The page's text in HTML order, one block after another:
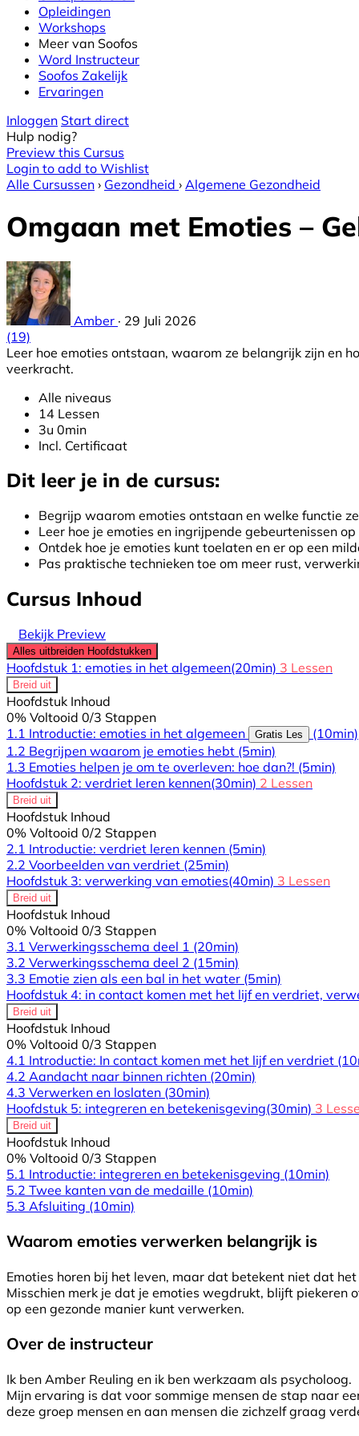
Opleidingen
Workshops
Meer van Soofos
Word Instructeur
Soofos Zakelijk
Ervaringen
Inloggen Start direct
Hulp nodig?
Preview this Cursus
Login to add to Wishlist
Alle Cursussen › Gezondheid › Algemene Gezondheid
Omgaan met Emoties –
Amber · 29 Juli 2026
(19)
Leer hoe emoties ontstaan, waarom ze belangrijk zijn en
veerkracht.
Alle niveaus
14 Lessen
3u 0min
Incl. Certificaat
Dit leer je in de cursus:
Begrijp waarom emoties ontstaan en welke functie
Leer hoe je emoties en ingrijpende gebeurtenissen
Ontdek hoe je emoties kunt toelaten en er op een
Pas praktische technieken toe om meer rust,
Cursus Inhoud
Bekijk Preview
Alles uitbreiden Hoofdstukken
Hoofdstuk 1: emoties in het algemeen(20min) 3 Lessen
Breid uit
Hoofdstuk Inhoud
0% Voltooid 0/3 Stappen
1.1 Introductie: emoties in het algemeen
Gratis Les
(10min)
1.2 Begrijpen waarom je emoties hebt (5min)
1.3 Emoties helpen je om te overleven: hoe dan?! (5min)
Hoofdstuk 2: verdriet leren kennen(30min) 2 Lessen
Breid uit
Hoofdstuk Inhoud
0% Voltooid 0/2 Stappen
2.1 Introductie: verdriet leren kennen (5min)
2.2 Voorbeelden van verdriet (25min)
Hoofdstuk 3: verwerking van emoties(40min) 3 Lessen
Breid uit
Hoofdstuk Inhoud
0% Voltooid 0/3 Stappen
3.1 Verwerkingsschema deel 1 (20min)
3.2 Verwerkingsschema deel 2 (15min)
3.3 Emotie zien als een bal in het water (5min)
Hoofdstuk 4: in contact komen met het lijf en verdriet,
Breid uit
Hoofdstuk Inhoud
0% Voltooid 0/3 Stappen
4.1 Introductie: In contact komen met het lijf en verdriet
4.2 Aandacht naar binnen richten (20min)
4.3 Verwerken en loslaten (30min)
Hoofdstuk 5: integreren en betekenisgeving(30min) 3
Breid uit
Hoofdstuk Inhoud
0% Voltooid 0/3 Stappen
5.1 Introductie: integreren en betekenisgeving (10min)
5.2 Twee kanten van de medaille (10min)
5.3 Afsluiting (10min)
Waarom emoties verwerken belangrijk is
Emoties horen bij het leven, maar dat betekent niet dat
Misschien merk je dat je emoties wegdrukt, blijft piekeren
op een gezonde manier kunt verwerken.
Over de instructeur
Ik ben Amber Reuling en ik ben werkzaam als psycholoog.
Mijn ervaring is dat voor sommige mensen de stap naar
deze groep mensen en aan mensen die zichzelf graag